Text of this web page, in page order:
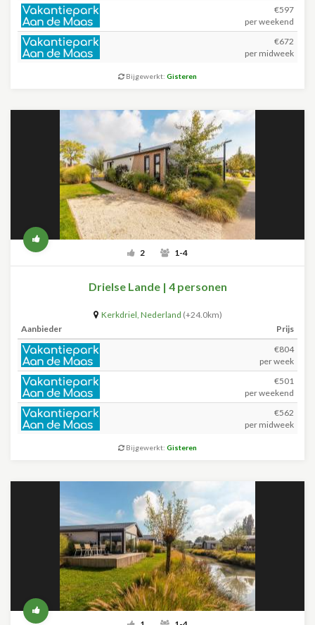
€597
per weekend
€672
per midweek
Bijgewerkt: Gisteren
2 1-4
Drielse Lande | 4 personen
Kerkdriel, Nederland (+24.0km)
Aanbieder
Prijs
€804
per week
€501
per weekend
€562
per midweek
Bijgewerkt: Gisteren